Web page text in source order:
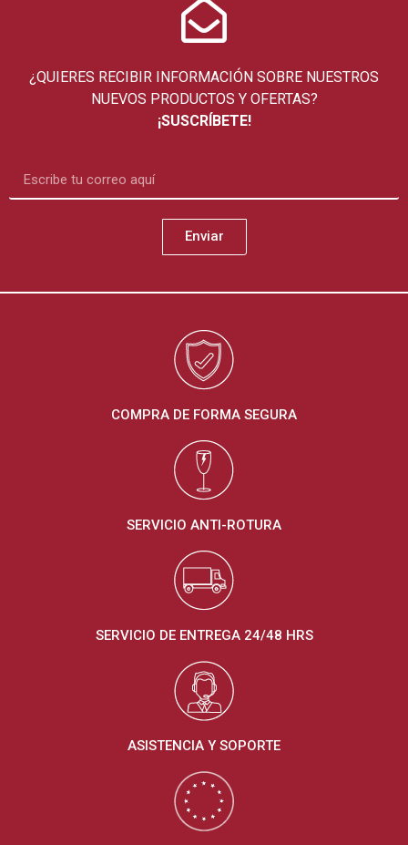
¿QUIERES RECIBIR INFORMACIÓN SOBRE NUESTROS
NUEVOS PRODUCTOS Y OFERTAS?
¡SUSCRÍBETE!
Enviar
COMPRA DE FORMA SEGURA
SERVICIO ANTI-ROTURA
SERVICIO DE ENTREGA 24/48 HRS
ASISTENCIA Y SOPORTE